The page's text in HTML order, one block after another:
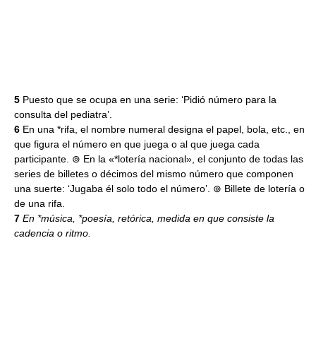
5 Puesto que se ocupa en una serie: ‘Pidió número para la
consulta del pediatra’.
6 En una *rifa, el nombre numeral designa el papel, bola, etc., en
que figura el número en que juega o al que juega cada
participante. ⊚ En la «*lotería nacional», el conjunto de todas las
series de billetes o décimos del mismo número que componen
una suerte: ‘Jugaba él solo todo el número’. ⊚ Billete de lotería o
de una rifa.
7 En *música, *poesía, retórica, medida en que consiste la
cadencia o ritmo.